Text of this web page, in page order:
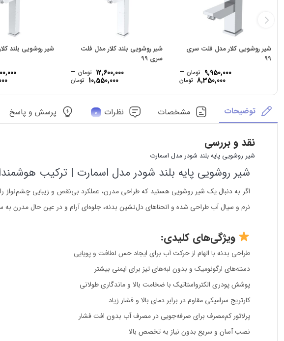
شیر روشویی کلار مدل فلت سری
99
9,950,000 تومان –
8,350,000 تومانPrice
8,350,000 تومان
9,950,000 تومان
شیر روشویی بلند کلار مدل فلت
سری 99
12,600,000 تومان –
10,550,000 تومانPrice
10,550,000 تومان
through
12,600,000 تومان
شیر روشویی بلند
توضیحات مشخصات نظرات 0 پرسش و پاسخ
نقد و بررسی
شیر روشویی پایه بلند شودر مدل اسمارت
شیر روشویی پایه بلند شودر مدل اسمارت | ترکیب
اگر به دنبال یک شیر روشویی هستید که طراحی مدرن، عملکرد بی‌نقص و زیبایی چشم‌نواز
نرم و سیال آب طراحی شده و انحناهای دل‌نشین بدنه، جلوه‌ای آرام و در عین حال مدرن
ویژگی‌های کلیدی:
طراحی بدنه با الهام از حرکت آب برای ایجاد حس لطافت و پویایی
دسته‌های ارگونومیک و بدون لبه‌های تیز برای ایمنی بیشتر
پوشش پودری الکترواستاتیک با ضخامت بالا و ماندگاری طولانی
کارتریج سرامیکی مقاوم در برابر دمای بالا و فشار زیاد
پرلاتور کم‌مصرف برای صرفه‌جویی در مصرف آب بدون افت فشار
نصب آسان و سریع بدون نیاز به تخصص بالا